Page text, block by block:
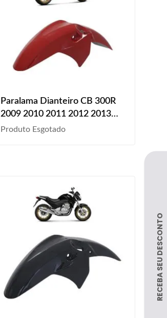
Paralama Dianteiro CB 300R
2009 2010 2011 2012 2013
2014 2015 Vermelho Liso
Produto Esgotado